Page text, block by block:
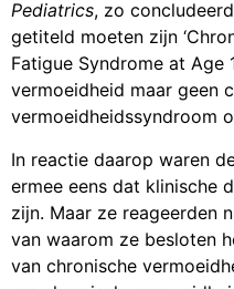
Pediatrics, zo
getiteld moeten zijn
Fatigue Syndrome at Age
vermoeidheid maar geen
vermoeidheidssyndroom
In reactie daarop waren
ermee eens dat klinische
zijn. Maar ze reageerden
van waarom ze besloten
van chronische